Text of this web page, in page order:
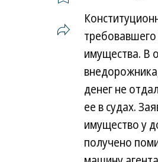
имущества. В
денег не
ее в судах.
имущество у
получено